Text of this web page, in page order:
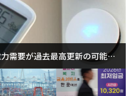
需要が過去最高更新の可能性